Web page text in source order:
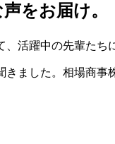
をお届け。
、活躍中の先輩た
きました。相場商